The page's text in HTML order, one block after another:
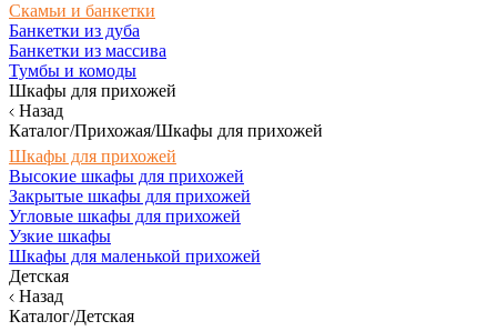
Скамьи и банкетки
Банкетки из дуба
Банкетки из массива
Тумбы и комоды
Шкафы для прихожей
Назад
Каталог/Прихожая/Шкафы для прихожей
Шкафы для прихожей
Высокие шкафы для прихожей
Закрытые шкафы для прихожей
Угловые шкафы для прихожей
Узкие шкафы
Шкафы для маленькой прихожей
Детская
Назад
Каталог/Детская